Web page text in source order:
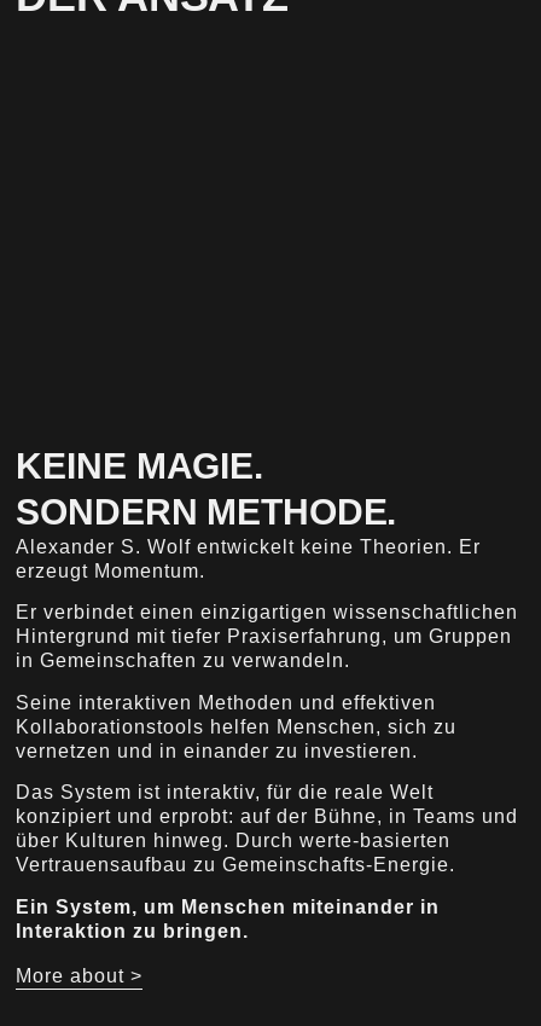
KEINE MAGIE.
SONDERN METHODE.
Alexander S. Wolf entwickelt keine Theorien. Er
erzeugt Momentum.
Er verbindet einen einzigartigen wissenschaftlichen
Hintergrund mit tiefer Praxiserfahrung, um Gruppen
in Gemeinschaften zu verwandeln.
Seine interaktiven Methoden und effektiven
Kollaborationstools helfen Menschen, sich zu
vernetzen und in einander zu investieren.
Das System ist interaktiv, für die reale Welt
konzipiert und erprobt: auf der Bühne, in Teams und
über Kulturen hinweg. Durch werte-basierten
Vertrauensaufbau zu Gemeinschafts-Energie.
Ein System, um Menschen miteinander in
Interaktion zu bringen.
More about >